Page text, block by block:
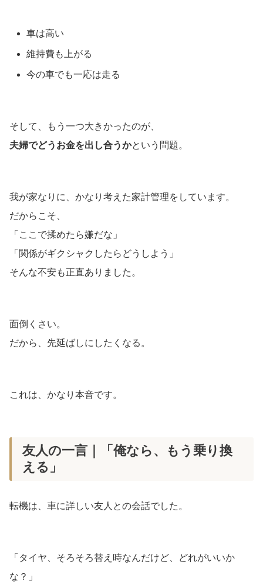
車は高い
維持費も上がる
今の車でも一応は走る
そして、もう一つ大きかったのが、
夫婦でどうお金を出し合うかという問題。
我が家なりに、かなり考えた家計管理をしています。
だからこそ、
「ここで揉めたら嫌だな」
「関係がギクシャクしたらどうしよう」
そんな不安も正直ありました。
面倒くさい。
だから、先延ばしにしたくなる。
これは、かなり本音です。
友人の一言｜「俺なら、もう乗り換
える」
転機は、車に詳しい友人との会話でした。
「タイヤ、そろそろ替え時なんだけど、どれがいいか
な？」